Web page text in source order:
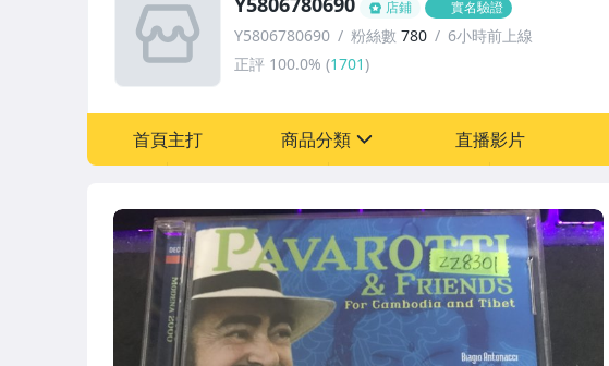
店鋪 實名驗證
Y5806780690 粉絲數 780
6小時前上線
正評 100.0% (1701)
首頁主打 商品分類 直播影片